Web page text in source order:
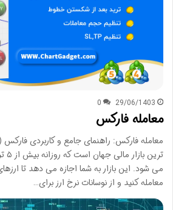
29/06/1403
0
معامله فارکس
می شود. این بازار به شما اجازه می دهد تا
معامله کنید و از نوسانات نرخ ارز برای…